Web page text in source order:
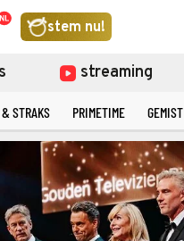
stem nu!
streaming
STRAKS PRIMETIME GEMIST